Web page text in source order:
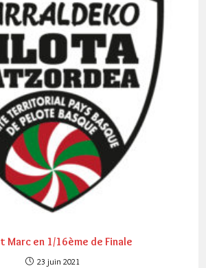
Marc en 1/16ème de Finale
23 juin 2021